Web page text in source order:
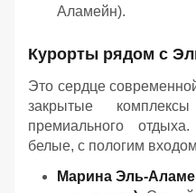
Аламейн).
Курорты рядом с
Это сердце
закрытые
премиального
белые, с пологим
Марина Эль-